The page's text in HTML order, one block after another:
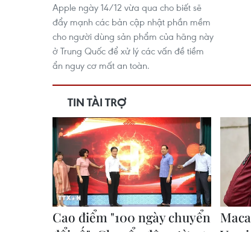
Apple ngày 14/12 vừa qua cho biết sẽ
đẩy mạnh các bản cập nhật phần mềm
cho người dùng sản phẩm của hãng này
ở Trung Quốc để xử lý các vấn đề tiềm
ẩn nguy cơ mất an toàn.